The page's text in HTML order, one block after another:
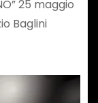
25 maggio
Baglini